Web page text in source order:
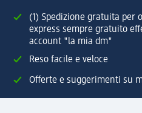
(1) Spedizione gratuita per
express sempre gratuito
account "la mia dm"
Reso facile e veloce
Offerte e suggerimenti su